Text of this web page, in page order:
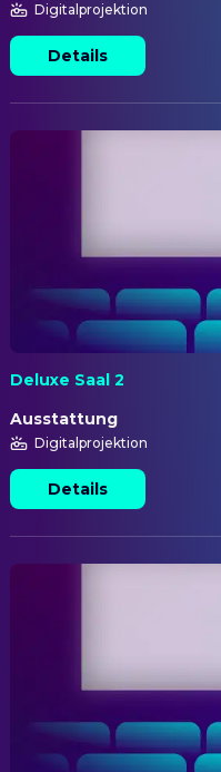
Digitalprojektion
Details
Deluxe Saal 2
Ausstattung
Digitalprojektion
Details